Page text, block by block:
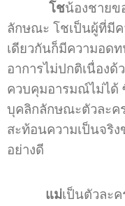
โชน้องชายข
ลักษณะ โชเป็นผู้ที่มี
เดียวกันก็มีความอด
อาการไม่ปกติเนื่อง
ควบคุมอารมณ์ไม่ได้
บุคลิกลักษณะตัวละคร
สะท้อนความเป็นจริ
อย่างดี
แม่เป็นตัวละ